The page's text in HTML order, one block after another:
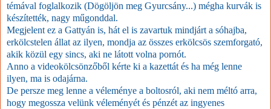
témával foglalkozik (Dögöljön meg Gyurcsány...) mégha kurvák is
készítették, nagy műgonddal.
Megjelent ez a Gattyán is, hát el is zavartuk mindjárt a sóhajba,
erkölcstelen állat az ilyen, mondja az összes erkölcsös szemforgató,
akik közül egy sincs, aki ne látott volna pornót.
Anno a videokölcsönzőből kérte ki a kazettát és ha még lenne
ilyen, ma is odajárna.
De persze meg lenne a véleménye a boltosról, aki nem méltó arra,
hogy megossza velünk véleményét és pénzét az ingyenes